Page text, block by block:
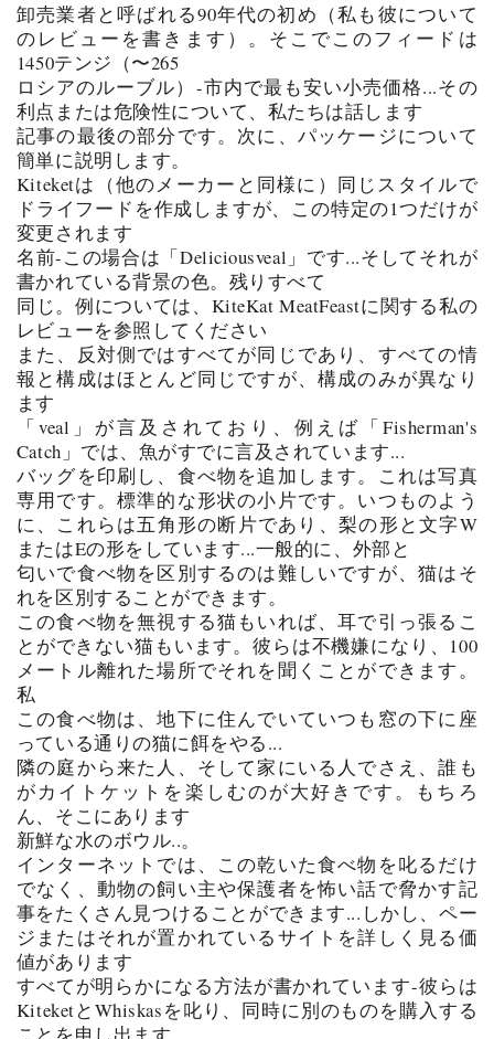
卸売業者と呼ばれる90年代の初め（私も彼について
のレビューを書きます）。そこでこのフィードは
1450テンジ（〜265
ロシアのルーブル）-市内で最も安い小売価格...その
利点または危険性について、私たちは話します
記事の最後の部分です。次に、パッケージについて
簡単に説明します。
Kiteketは（他のメーカーと同様に）同じスタイルで
ドライフードを作成しますが、この特定の1つだけが
変更されます
名前-この場合は「Deliciousveal」です...そしてそれが
書かれている背景の色。残りすべて
同じ。例については、KiteKat MeatFeastに関する私の
レビューを参照してください
また、反対側ではすべてが同じであり、すべての情
報と構成はほとんど同じですが、構成のみが異なり
ます
「veal」が言及されており、例えば「Fisherman's
Catch」では、魚がすでに言及されています...
バッグを印刷し、食べ物を追加します。これは写真
専用です。標準的な形状の小片です。いつものよう
に、これらは五角形の断片であり、梨の形と文字W
またはEの形をしています...一般的に、外部と
匂いで食べ物を区別するのは難しいですが、猫はそ
れを区別することができます。
この食べ物を無視する猫もいれば、耳で引っ張るこ
とができない猫もいます。彼らは不機嫌になり、100
メートル離れた場所でそれを聞くことができます。
私
この食べ物は、地下に住んでいていつも窓の下に座
っている通りの猫に餌をやる...
隣の庭から来た人、そして家にいる人でさえ、誰も
がカイトケットを楽しむのが大好きです。もちろ
ん、そこにあります
新鮮な水のボウル..。
インターネットでは、この乾いた食べ物を叱るだけ
でなく、動物の飼い主や保護者を怖い話で脅かす記
事をたくさん見つけることができます...しかし、ペー
ジまたはそれが置かれているサイトを詳しく見る価
値があります
すべてが明らかになる方法が書かれています-彼らは
KiteketとWhiskasを叱り、同時に別のものを購入する
ことを申し出ます